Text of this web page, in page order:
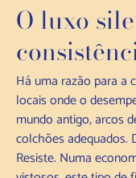
O luxo
Há uma razão para a
locais onde o
mundo antigo, arcos
colchões adequados.
Resiste. Numa